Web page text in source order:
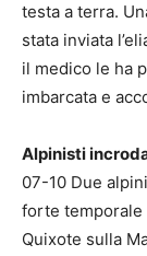
testa a terra.
stata inviata
il medico le ha
imbarcata e
Alpinisti
07-10 Due
forte temporale
Quixote sulla